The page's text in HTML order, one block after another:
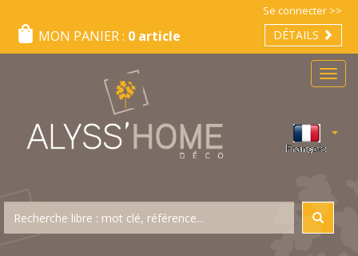
Se connecter >>
DÉTAILS
MON PANIER : 0 article
Menu